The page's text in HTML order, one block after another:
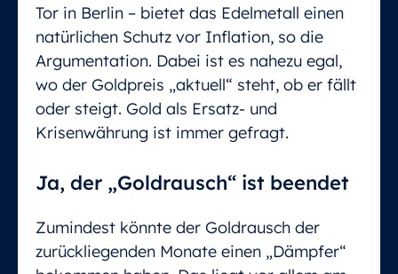
Tor in Berlin – bietet das Edelmetall einen
natürlichen Schutz vor Inflation, so die
Argumentation. Dabei ist es nahezu egal,
wo der Goldpreis „aktuell“ steht, ob er fällt
oder steigt. Gold als Ersatz- und
Krisenwährung ist immer gefragt.
Ja, der „Goldrausch“ ist beendet
Zumindest könnte der Goldrausch der
zurückliegenden Monate einen „Dämpfer“